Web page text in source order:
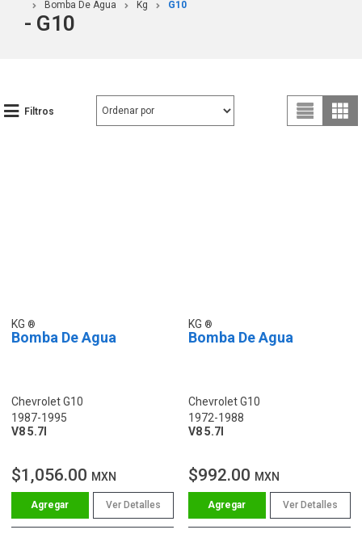
Bomba De Agua
Kg G10
- G10
Filtros
KG
Bomba De Agua
Chevrolet G10
1987-1995
V8 5.7l
$1,056.00 MXN
Ver Detalles
KG
Bomba De Agua
Chevrolet G10
1972-1988
V8 5.7l
$992.00 MXN
Ver Detalles